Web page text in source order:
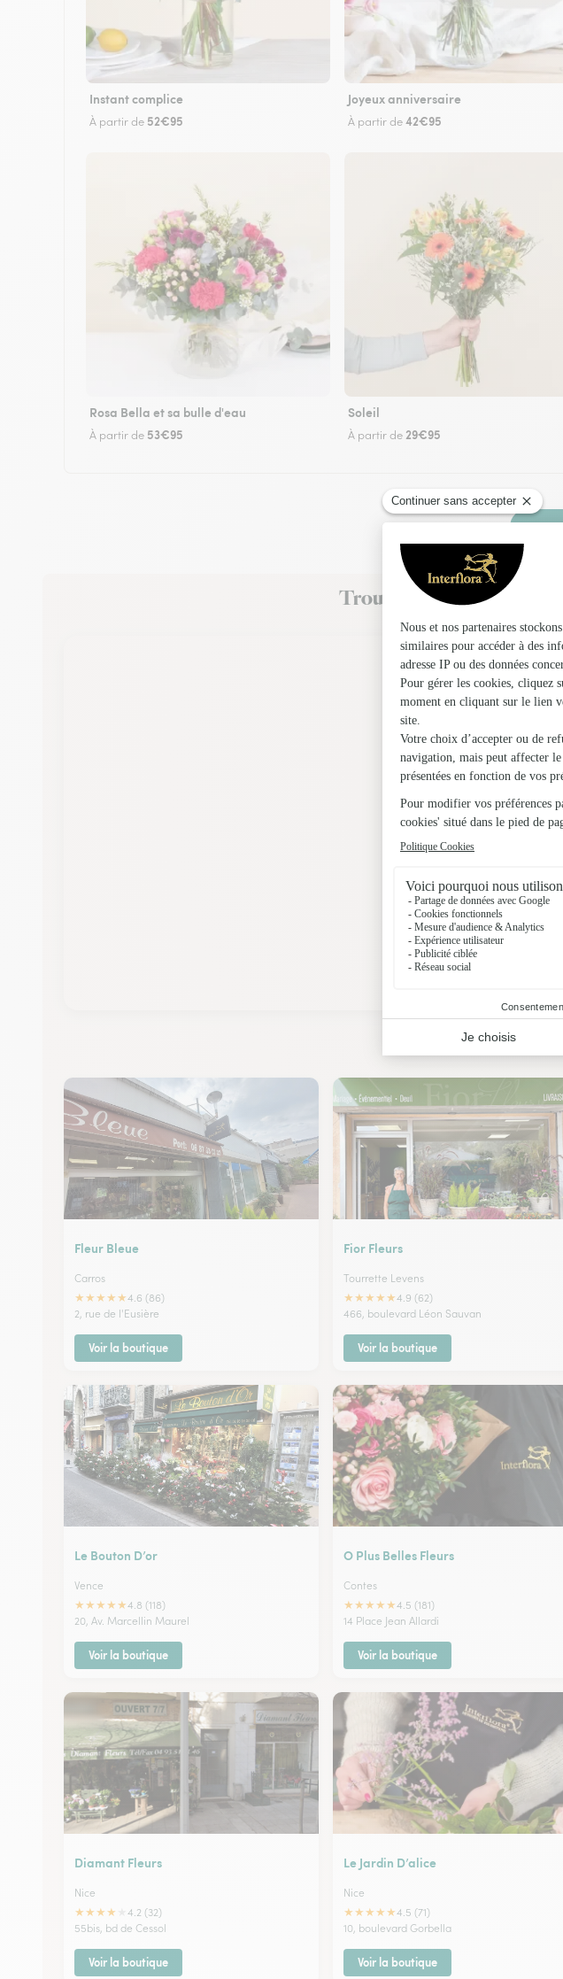
Instant complice
À partir de 52€95
Joyeux anniversaire
À partir de42€95
Rosa Bella et sa bulle d'eau
À partir de 53€95
Soleil
À partir de 29€95
Trouvez un fleuriste
Nos
Fleur Bleue
Carros
★★★★★4.6 (86)
2, rue de l'Eusière
Voir la boutique
Fior Fleurs
Tourrette Levens
★★★★★4.9 (62)
466, boulevard Léon Sauvan
Voir la boutique
Le Bouton D’or
Vence
★★★★★4.8 (118)
20, Av. Marcellin Maurel
Voir la boutique
O Plus Belles Fleurs
Contes
★★★★★4.5 (181)
14 Place Jean Allardi
Voir la boutique
Diamant Fleurs
Nice
★★★★
4.2 (32)
55bis, bd de Cessol
Voir la boutique
Le Jardin D’alice
Nice
★★★★★4.5 (71)
10, boulevard Gorbella
Voir la boutique